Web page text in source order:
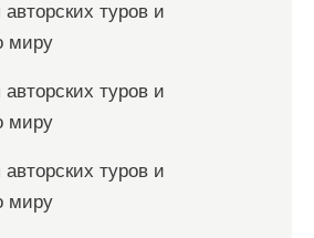
туров и
миру
туров и
миру
туров и
миру